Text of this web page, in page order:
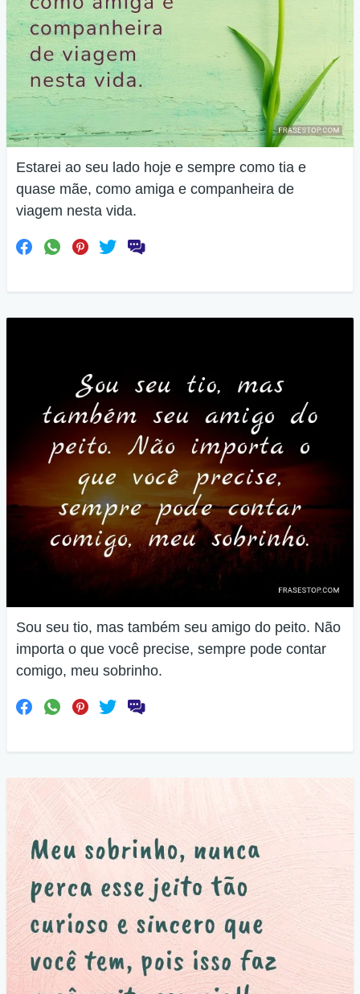
Estarei ao seu lado hoje e sempre como tia e
quase mãe, como amiga e companheira de
viagem nesta vida.
Sou seu tio, mas também seu amigo do peito. Não
importa o que você precise, sempre pode contar
comigo, meu sobrinho.